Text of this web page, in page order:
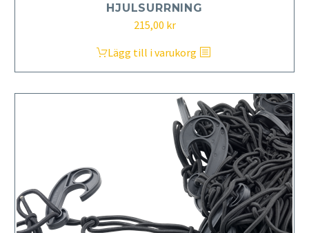
HJULSURRNING
215,00 kr
Lägg till i varukorg